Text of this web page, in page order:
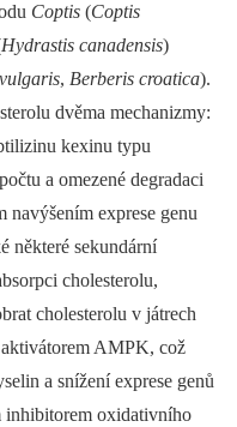
Coptis (Coptis
Hydrastis canadensis)
, Berberis croatica).
dvěma mechanizmy:
kexinu typu
a omezené degradaci
exprese genu
některé sekundární
cholesterolu,
cholesterolu v játrech
AMPK, což
a snížení exprese genů
inhibitorem oxidativního